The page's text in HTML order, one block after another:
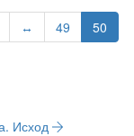
↔ 49 50
Исход